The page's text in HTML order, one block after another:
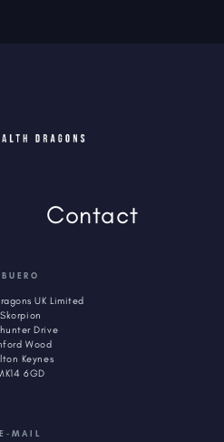
Contact
BUERO
UK Limited
Skorpion
Drive
Wood
Keynes
6GD
E-MAIL